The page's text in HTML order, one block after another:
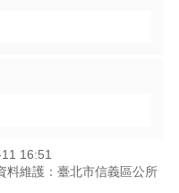
16:51
料維護：臺北市信義區公所